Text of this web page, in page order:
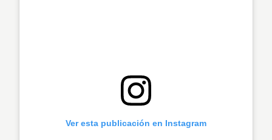
Ver esta publicación en Instagram